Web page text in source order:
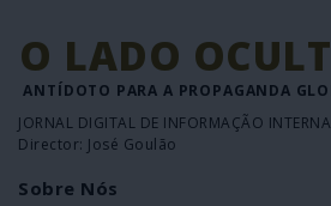
O LADO
ANTÍDOTO PARA A PROPAGANDA
JORNAL DIGITAL DE INFORMAÇÃO
Director: José Goulão
Sobre Nós